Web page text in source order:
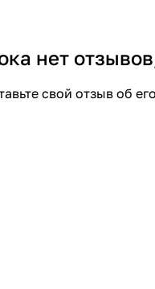
нет
свой отзыв об